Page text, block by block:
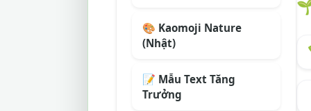
🎨 Kaomoji Nature
(Nhật)
📝 Mẫu Text Tăng
Trưởng